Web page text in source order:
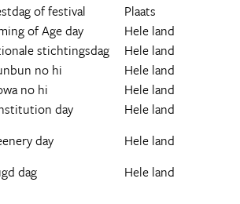
of festival
Plaats
of Age day
Hele land
stichtingsdag
Hele land
no hi
Hele land
no hi
Hele land
day
day
dag
Hele land
Hele land
Hele land